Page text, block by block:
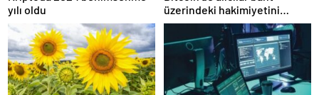
yılı oldu
üzerindeki hakimiyetini
kaybetti